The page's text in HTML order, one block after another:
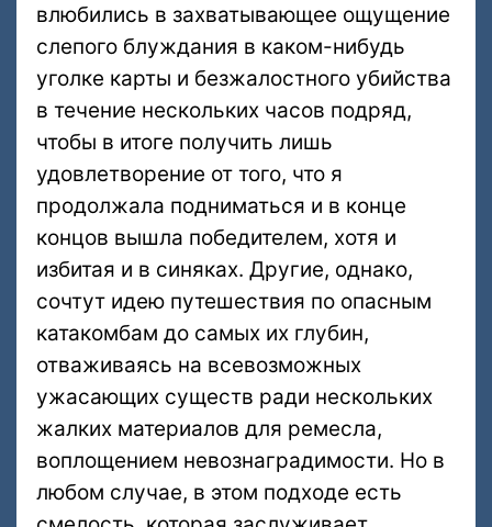
влюбились в захватывающее ощущение
слепого блуждания в каком-нибудь
уголке карты и безжалостного убийства
в течение нескольких часов подряд,
чтобы в итоге получить лишь
удовлетворение от того, что я
продолжала подниматься и в конце
концов вышла победителем, хотя и
избитая и в синяках. Другие, однако,
сочтут идею путешествия по опасным
катакомбам до самых их глубин,
отваживаясь на всевозможных
ужасающих существ ради нескольких
жалких материалов для ремесла,
воплощением невознаградимости. Но в
любом случае, в этом подходе есть